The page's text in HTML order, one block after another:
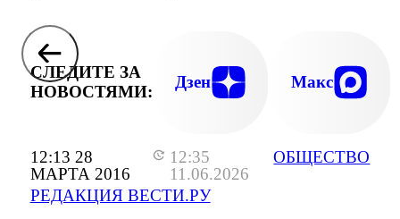
12:13 28
МАРТА 2016
12:35
11.06.2026
РЕДАКЦИЯ ВЕСТИ.РУ
ОБЩЕСТВО
СЛЕДИТЕ ЗА
НОВОСТЯМИ:
Дзен Макс